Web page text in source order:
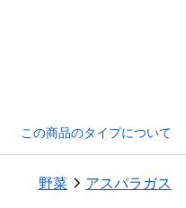
この商品のタイプについて
野菜 アスパラガス